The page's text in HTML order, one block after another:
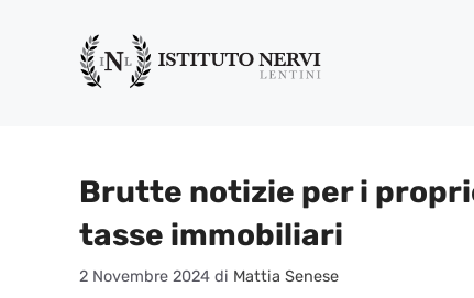
contenuto
Brutte notizie per i
tasse immobiliari
2 Novembre 2024 di Mattia Senese